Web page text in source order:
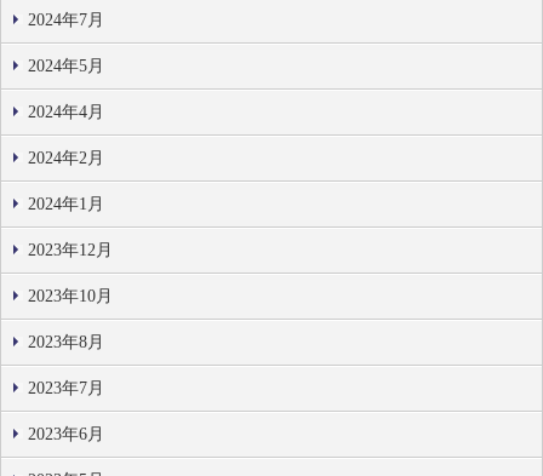
2024年7月
2024年5月
2024年4月
2024年2月
2024年1月
2023年12月
2023年10月
2023年8月
2023年7月
2023年6月